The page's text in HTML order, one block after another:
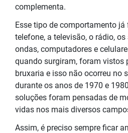
complementa.
Esse tipo de comportamento
telefone, a televisão, o rádio,
ondas, computadores e
quando surgiram, foram vistos
bruxaria e isso não ocorreu no
durante os anos de 1970 e
soluções foram pensadas de
vidas nos mais diversos
Assim, é preciso sempre ficar